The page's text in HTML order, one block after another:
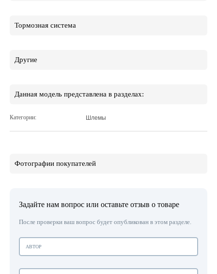
Тормозная система
Другие
Данная модель представлена в разделах:
Категории: Шлемы
Фотографии покупателей
Задайте нам вопрос или оставьте отзыв о товаре
После проверки ваш вопрос будет опубликован в этом разделе.